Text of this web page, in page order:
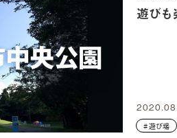
遊び
遊び場